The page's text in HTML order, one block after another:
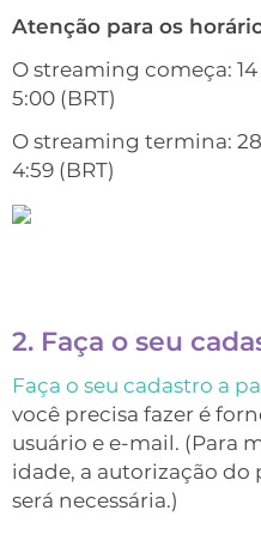
Atenção para os
O streaming começa:
5:00 (BRT)
O streaming termina:
4:59 (BRT)
2. Faça o seu
Faça o seu cadastro a
você precisa fazer é
usuário e e-mail. (Para
idade, a autorização do
será necessária.)